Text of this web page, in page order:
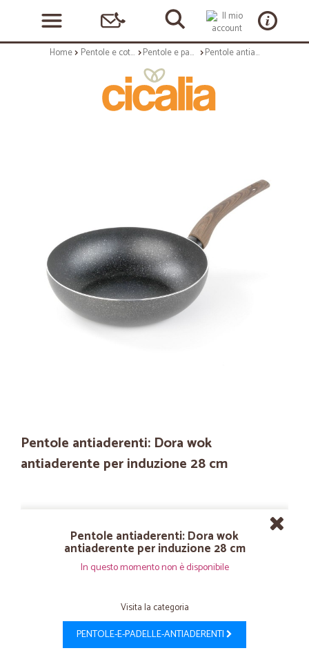
Home Pentole e cottura Pentole e padelle antiaderenti Pentole antiaderenti: Dora wok antiaderente per induzione 28 cm
Pentole antiaderenti: Dora wok
antiaderente per induzione 28 cm
Pentole antiaderenti: Dora wok
antiaderente per induzione 28 cm
In questo momento non è disponibile
Visita la categoria
PENTOLE-E-PADELLE-ANTIADERENTI